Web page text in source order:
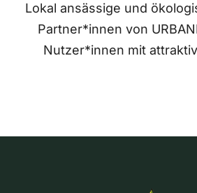
Lokal ansässige und
Partner*innen von
Nutzer*innen mit